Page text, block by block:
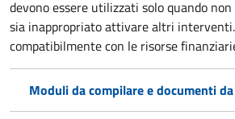
devono essere utilizzati solo quando
sia inappropriato attivare altri
compatibilmente con le risorse
Moduli da compilare e documenti